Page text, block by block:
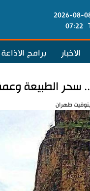
07:22
الاخبار برامج الاذاعة
الطبيعة وعمق